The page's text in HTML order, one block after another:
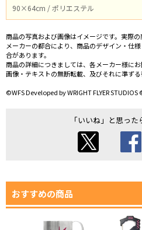
90×64cm / ポリエステル
商品の写真および画像はイメージです。実際の
メーカーの都合により、商品のデザイン・仕
合があります。
商品の詳細につきましては、各メーカー様にお
画像・テキストの無断転載、及びそれに準ずる
©WFS Developed by WRIGHT FLYER STUDIOS
「いいね」と思った
おすすめの商品